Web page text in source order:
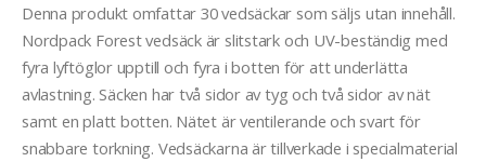
Denna produkt omfattar 30 vedsäckar som säljs utan innehåll.
Nordpack Forest vedsäck är slitstark och UV-beständig med
fyra lyftöglor upptill och fyra i botten för att underlätta
avlastning. Säcken har två sidor av tyg och två sidor av nät
samt en platt botten. Nätet är ventilerande och svart för
snabbare torkning. Vedsäckarna är tillverkade i specialmaterial